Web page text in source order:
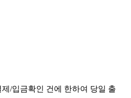
/입금확인 건에 한하여 당일 출